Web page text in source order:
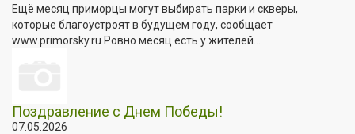
Ещё месяц приморцы могут выбирать парки и скверы,
которые благоустроят в будущем году, сообщает
www.primorsky.ru Ровно месяц есть у жителей...
Поздравление с Днем Победы!
07.05.2026